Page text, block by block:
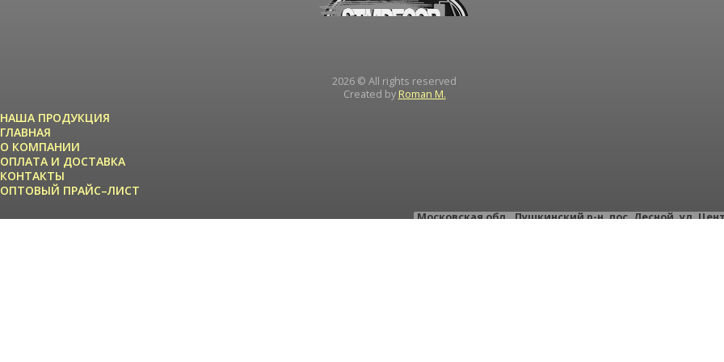
2026 © All rights reserved
Created by Roman M.
НАША ПРОДУКЦИЯ
ГЛАВНАЯ
О КОМПАНИИ
ОПЛАТА И ДОСТАВКА
КОНТАКТЫ
ОПТОВЫЙ ПРАЙС–ЛИСТ
Московская обл.,Пушкинский р-н,пос. Лесной,ул.